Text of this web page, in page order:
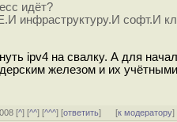
идёт?
инфраструктуру.И софт.И
ipv4 на свалку. А для
железом и их
[^] [^^] [^^^] [ответить] [к модератору]